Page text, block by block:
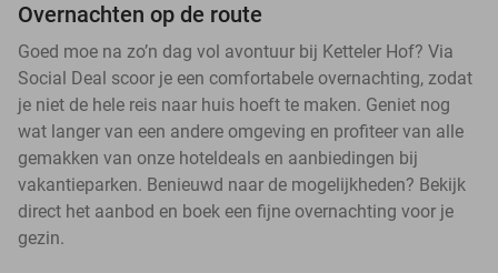
Overnachten op de route
Goed moe na zo’n dag vol avontuur bij Ketteler Hof? Via
Social Deal scoor je een comfortabele overnachting, zodat
je niet de hele reis naar huis hoeft te maken. Geniet nog
wat langer van een andere omgeving en profiteer van alle
gemakken van onze hoteldeals en aanbiedingen bij
vakantieparken. Benieuwd naar de mogelijkheden? Bekijk
direct het aanbod en boek een fijne overnachting voor je
gezin.